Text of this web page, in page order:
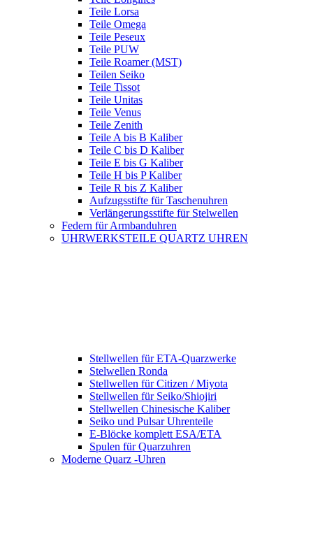
Teile Lorsa
Teile Omega
Teile Peseux
Teile PUW
Teile Roamer (MST)
Teilen Seiko
Teile Tissot
Teile Unitas
Teile Venus
Teile Zenith
Teile A bis B Kaliber
Teile C bis D Kaliber
Teile E bis G Kaliber
Teile H bis P Kaliber
Teile R bis Z Kaliber
Aufzugsstifte für Taschenuhren
Verlängerungsstifte für Stelwellen
Federn für Armbanduhren
UHRWERKSTEILE QUARTZ UHREN
Stellwellen für ETA-Quarzwerke
Stelwellen Ronda
Stellwellen für Citizen / Miyota
Stellwellen für Seiko/Shiojiri
Stellwellen Chinesische Kaliber
Seiko und Pulsar Uhrenteile
E-Blöcke komplett ESA/ETA
Spulen für Quarzuhren
Moderne Quarz -Uhren